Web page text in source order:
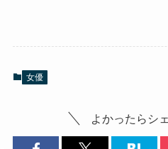
女優
よかったらシ